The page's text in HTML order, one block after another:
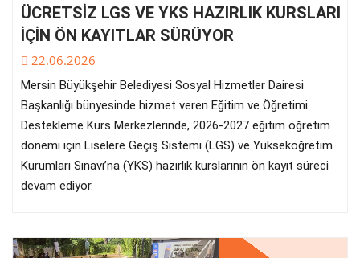
ÜCRETSİZ LGS VE YKS HAZIRLIK KURSLARI
İÇİN ÖN KAYITLAR SÜRÜYOR
22.06.2026
Mersin Büyükşehir Belediyesi Sosyal Hizmetler Dairesi
Başkanlığı bünyesinde hizmet veren Eğitim ve Öğretimi
Destekleme Kurs Merkezlerinde, 2026-2027 eğitim öğretim
dönemi için Liselere Geçiş Sistemi (LGS) ve Yükseköğretim
Kurumları Sınavı’na (YKS) hazırlık kurslarının ön kayıt süreci
devam ediyor.